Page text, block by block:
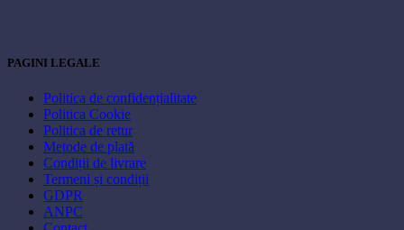
PAGINI LEGALE
Politica de confidențialitate
Politica Cookie
Politica de retur
Metode de plată
Condiții de livrare
Termeni și condiții
GDPR
ANPC